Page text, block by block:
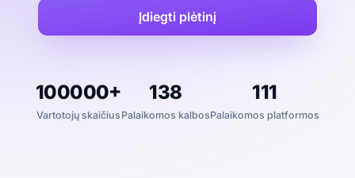
Įdiegti plėtinį
100000+
Vartotojų skaičius
138
Palaikomos kalbos
111
Palaikomos platformos